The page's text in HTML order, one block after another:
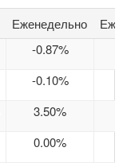
Еженедельно
-0.87%
-0.10%
3.50%
0.00%